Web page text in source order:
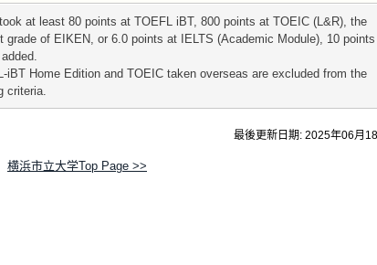
at least 80 points at TOEFL iBT, 800 points at TOEIC (L&R), the
grade of EIKEN, or 6.0 points at IELTS (Academic Module), 10 points
iBT Home Edition and TOEIC taken overseas are excluded from the
criteria.
最後更新日期: 2025年06月
横浜市立大学Top Page >>